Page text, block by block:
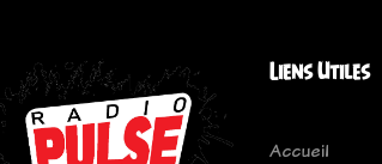
Liens Utiles
Accueil